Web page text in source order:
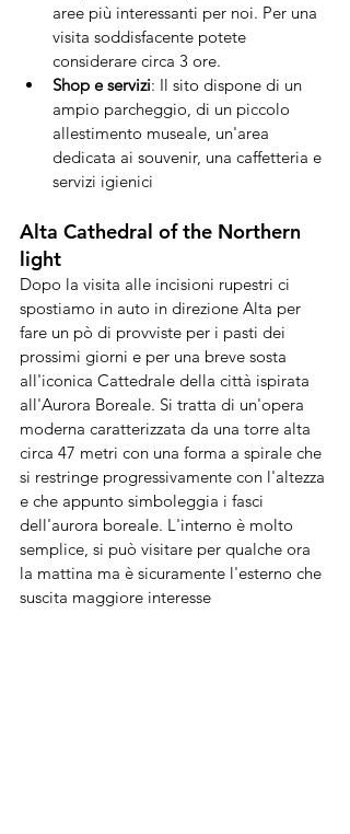
aree più interessanti per noi. Per una
visita soddisfacente potete
considerare circa 3 ore.
Shop e servizi: Il sito dispone di un
ampio parcheggio, di un piccolo
allestimento museale, un'area
dedicata ai souvenir, una caffetteria e
servizi igienici
Alta Cathedral of the Northern
light
Dopo la visita alle incisioni rupestri ci
spostiamo in auto in direzione Alta per
fare un pò di provviste per i pasti dei
prossimi giorni e per una breve sosta
all'iconica Cattedrale della città ispirata
all'Aurora Boreale. Si tratta di un'opera
moderna caratterizzata da una torre alta
circa 47 metri con una forma a spirale che
si restringe progressivamente con l'altezza
e che appunto simboleggia i fasci
dell'aurora boreale. L'interno è molto
semplice, si può visitare per qualche ora
la mattina ma è sicuramente l'esterno che
suscita maggiore interesse